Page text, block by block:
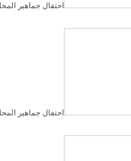
احتفال جماهير
احتفال جماهير